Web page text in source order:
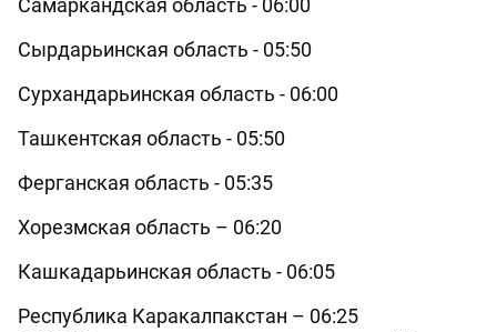
Самаркандская область - 06:00
Сырдарьинская область - 05:50
Сурхандарьинская область - 06:00
Ташкентская область - 05:50
Ферганская область - 05:35
Хорезмская область – 06:20
Кашкадарьинская область - 06:05
Республика Каракалпакстан – 06:25